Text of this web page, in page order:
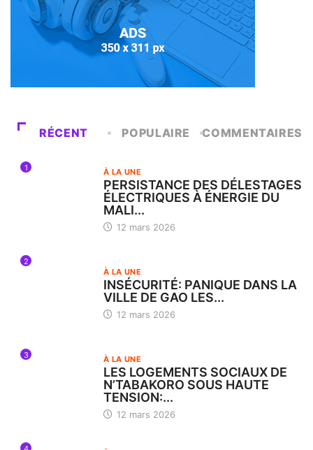
RÉCENT POPULAIRE COMMENTAIRES
1 À LA UNE
PERSISTANCE DES DÉLESTAGES
ÉLECTRIQUES À ÉNERGIE DU
MALI...
12 mars 2026
2
À LA UNE
INSÉCURITÉ: PANIQUE DANS LA
VILLE DE GAO LES...
12 mars 2026
3 À LA UNE
LES LOGEMENTS SOCIAUX DE
N’TABAKORO SOUS HAUTE
TENSION:...
12 mars 2026